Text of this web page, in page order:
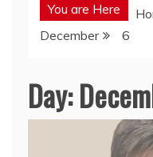
You are Here
December
6
Day: